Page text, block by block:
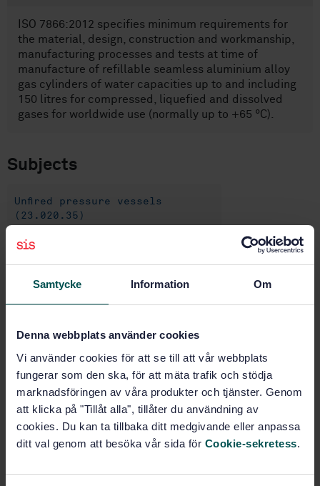
Samtycke Information Om
Denna webbplats använder cookies
Vi använder cookies för att se till att vår webbplats
fungerar som den ska, för att mäta trafik och stödja
marknadsföringen av våra produkter och tjänster. Genom
att klicka på "Tillåt alla", tillåter du användning av
cookies. Du kan ta tillbaka ditt medgivande eller anpassa
ditt val genom att besöka vår sida för Cookie-sekretess.
ISO 7866:2012 specifies minimum requirements for
the material, design, construction and workmanship,
manufacturing processes and tests at time of
manufacture of refillable seamless aluminium alloy
gas cylinders of water capacities up to and including
150 litres for compressed, liquefied and dissolved
gases for worldwide use (normally up to +65 °C).
Subjects
Unfired pressure vessels
(23.020.35)
Buy this standard
STANDARD
Gas cylinders - Refillable seamless aluminium alloy
gas cylinders - Design, construction and testing (ISO
7866:2012)
Subscribe on standards - Read more
Price: 2 967 SEK
PDF